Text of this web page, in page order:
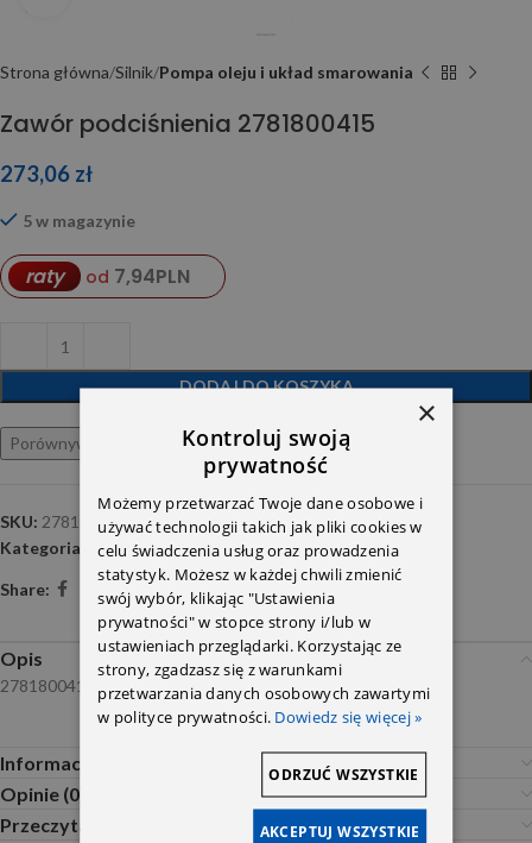
Strona główna Silnik Pompa oleju i układ smarowania
Zawór podciśnienia 2781800415
273,06 zł
5 w magazynie
raty od 7,94PLN
DODAJ DO KOSZYKA
Porównywarka Ulubione
SKU: 2781800415
Kategoria:
Pompa oleju i układ smarowania
Share:
Opis
2781800415
Informacje dodatkowe
Opinie (0)
Przeczytaj Przed Zakupem
×
Kontroluj swoją
prywatność
Możemy przetwarzać Twoje dane osobowe i
używać technologii takich jak pliki cookies w
celu świadczenia usług oraz prowadzenia
statystyk. Możesz w każdej chwili zmienić
swój wybór, klikając "Ustawienia
prywatności" w stopce strony i/lub w
ustawieniach przeglądarki. Korzystając ze
strony, zgadzasz się z warunkami
przetwarzania danych osobowych zawartymi
w polityce prywatności. Dowiedz się więcej »
AKCEPTUJ WSZYSTKIE
ODRZUĆ WSZYSTKIE